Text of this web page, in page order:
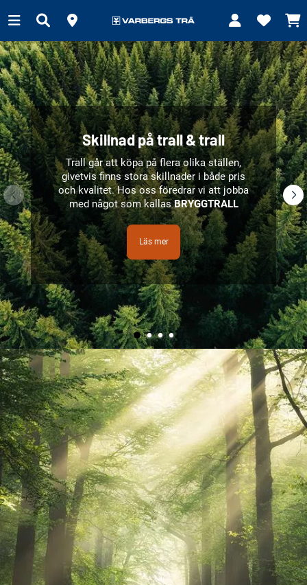
Skillnad på trall & trall
Trall går att köpa på flera olika ställen,
givetvis finns stora skillnader i både pris
och kvalitet.Hos oss föredrar vi att jobba
med något som kallasBRYGGTRALL
Läs mer